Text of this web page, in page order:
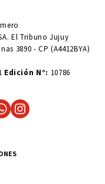
El Tribuno Jujuy
3890 - CP (A4412BYA)
Edición N°: 10786